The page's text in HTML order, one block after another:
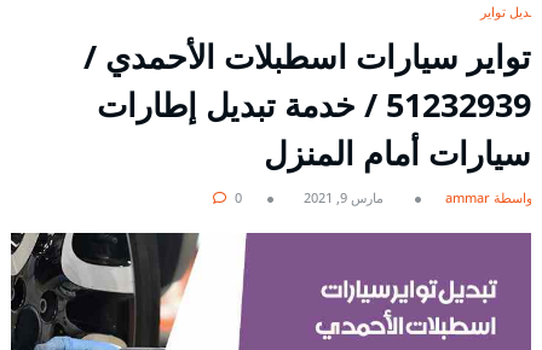
تبديل تواير
تواير سيارات اسطبلات الأحمدي /
51232939‬ / خدمة تبديل إطارات
سيارات أمام المنزل
بواسطة ammar مارس 9, 2021 0